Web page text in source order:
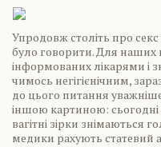
Упродовж століть про секс
було говорити. Для наших
інформованих лікарями і
чимось негігієнічним,
до цього питання
іншою картиною: сьогодні
вагітні зірки знімаються
медики рахують статевий